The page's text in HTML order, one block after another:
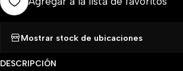
Mostrar stock de ubicaciones
DESCRIPCIÓN